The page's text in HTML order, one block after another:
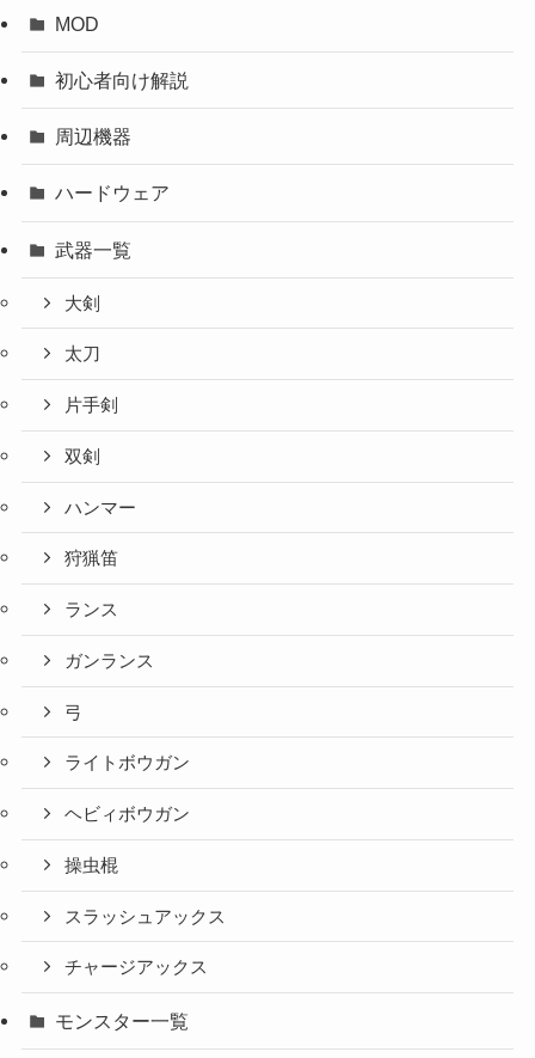
MOD
初心者向け解説
周辺機器
ハードウェア
武器一覧
大剣
太刀
片手剣
双剣
ハンマー
狩猟笛
ランス
ガンランス
弓
ライトボウガン
ヘビィボウガン
操虫棍
スラッシュアックス
チャージアックス
モンスター一覧